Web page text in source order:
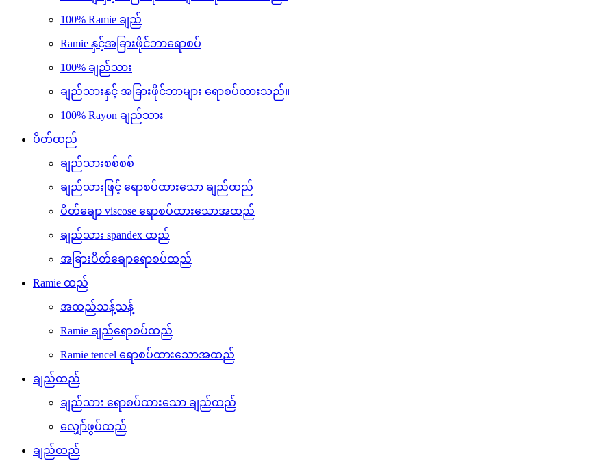
100% Ramie ချည်
Ramie နှင့်အခြားဖိုင်ဘာရောစပ်
100% ချည်သား
ချည်သားနှင့် အခြားဖိုင်ဘာများ ရောစပ်ထားသည်။
100% Rayon ချည်သား
ပိတ်ထည်
ချည်သားစစ်စစ်
ချည်သားဖြင့် ရောစပ်ထားသော ချည်ထည်
ပိတ်ချော viscose ရောစပ်ထားသောအထည်
ချည်သား spandex ထည်
အခြားပိတ်ချောရောစပ်ထည်
Ramie ထည်
အထည်သန့်သန့်
Ramie ချည်ရောစပ်ထည်
Ramie tencel ရောစပ်ထားသောအထည်
ချည်ထည်
ချည်သား ရောစပ်ထားသော ချည်ထည်
လျှော်ဖွပ်ထည်
ချည်ထည်